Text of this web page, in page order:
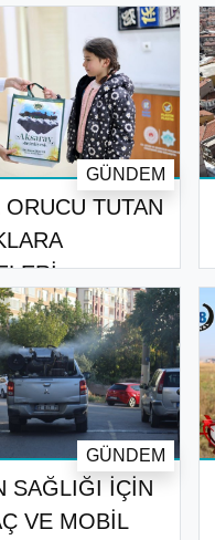
ORUCU TUTAN
GÜNDEM
SAĞLIĞI İÇİN
VE MOBİL
GÜNDEM